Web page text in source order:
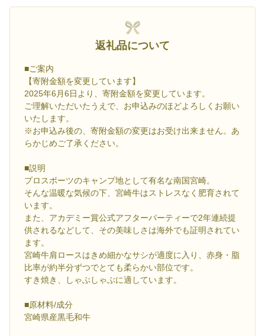
返礼品について
■ご案内
【寄附金額を変更しています】
2025年6月6日より、寄附金額を変更しています。
ご理解いただいたうえで、お申込みのほどよろしくお願い
いたします。
※お申込み後の、寄附金額の変更はお受け出来ません。あ
らかじめご了承ください。
■説明
プロスポーツのキャンプ地として有名な南国宮崎。
そんな温暖な気候の下、宮崎牛はストレスなく肥育されて
います。
また、アカデミー賞公式アフターパーティーで2年連続提
供されるなどして、その美味しさは海外でも証明されてい
ます。
宮崎牛肩ロースはきめ細かなサシが適度に入り、赤身・脂
比率が約半分ずつでとても柔らかい部位です。
すき焼き、しゃぶしゃぶに適しています。
■原材料/成分
宮崎県産黒毛和牛